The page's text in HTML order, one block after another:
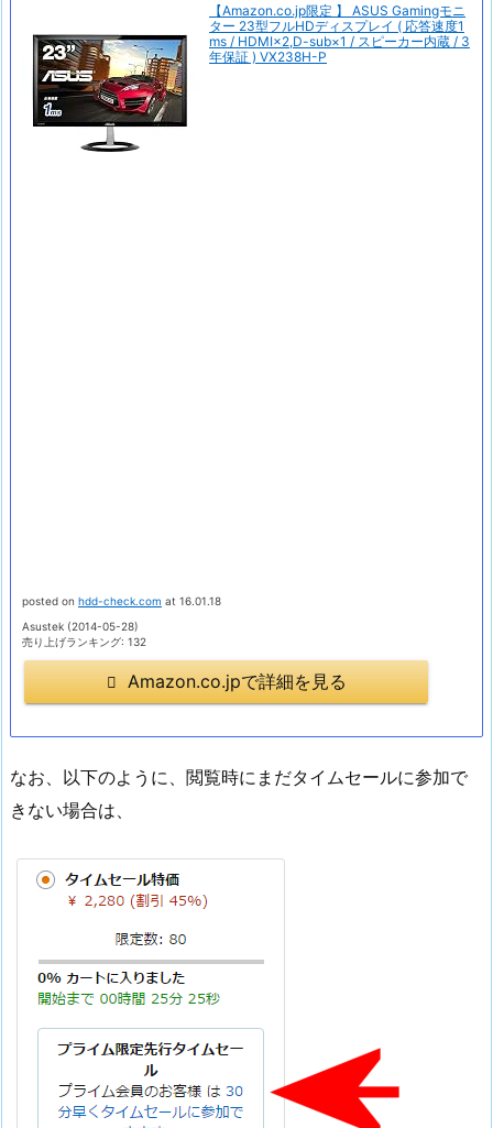
【Amazon.co.jp限定 】 ASUS Gamingモニ
ター 23型フルHDディスプレイ ( 応答速度1
ms / HDMI×2,D-sub×1 / スピーカー内蔵 / 3
年保証 ) VX238H-P
posted on hdd-check.com at 16.01.18
Asustek (2014-05-28)
売り上げランキング: 132
Amazon.co.jpで詳細を見る
なお、以下のように、閲覧時にまだタイムセールに参加で
きない場合は、